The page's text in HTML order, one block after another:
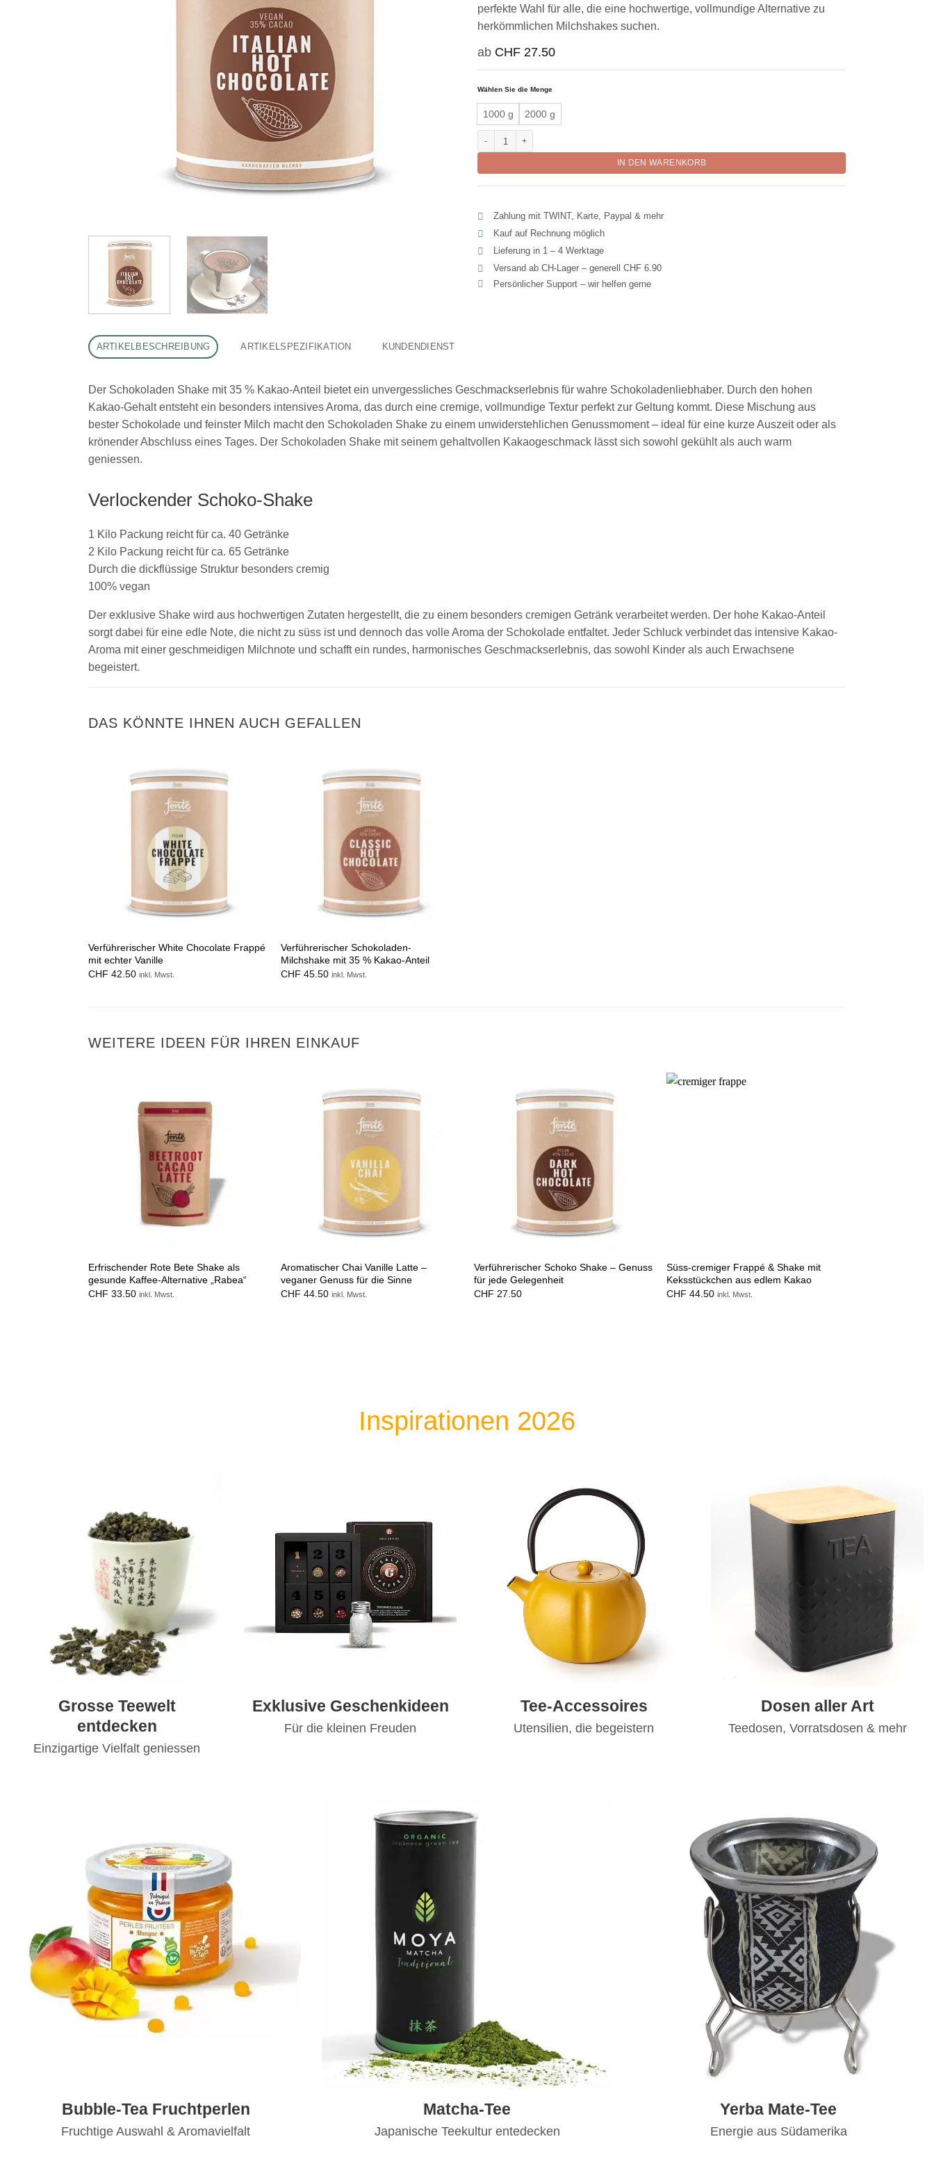
perfekte Wahl für alle, die eine hochwertige, vollmundige Alternative zu
herkömmlichen Milchshakes suchen.
ab CHF 27.50
Wählen Sie die Menge
1000 g 2000 g
IN DEN WARENKORB
Zahlung mit TWINT, Karte, Paypal & mehr
Kauf auf Rechnung möglich
Lieferung in 1 – 4 Werktage
Versand ab CH‑Lager – generell CHF 6.90
Persönlicher Support – wir helfen gerne
ARTIKELBESCHREIBUNG ARTIKELSPEZIFIKATION KUNDENDIENST
Der Schokoladen Shake mit 35 % Kakao-Anteil bietet ein unvergessliches Geschmackserlebnis für wahre Schokoladenliebhaber. Durch den hohen
Kakao-Gehalt entsteht ein besonders intensives Aroma, das durch eine cremige, vollmundige Textur perfekt zur Geltung kommt. Diese Mischung aus
bester Schokolade und feinster Milch macht den Schokoladen Shake zu einem unwiderstehlichen Genussmoment – ideal für eine kurze Auszeit oder als
krönender Abschluss eines Tages. Der Schokoladen Shake mit seinem gehaltvollen Kakaogeschmack lässt sich sowohl gekühlt als auch warm
geniessen.
Verlockender Schoko-Shake
1 Kilo Packung reicht für ca. 40 Getränke
2 Kilo Packung reicht für ca. 65 Getränke
Durch die dickflüssige Struktur besonders cremig
100% vegan
Der exklusive Shake wird aus hochwertigen Zutaten hergestellt, die zu einem besonders cremigen Getränk verarbeitet werden. Der hohe Kakao-Anteil
sorgt dabei für eine edle Note, die nicht zu süss ist und dennoch das volle Aroma der Schokolade entfaltet. Jeder Schluck verbindet das intensive Kakao-
Aroma mit einer geschmeidigen Milchnote und schafft ein rundes, harmonisches Geschmackserlebnis, das sowohl Kinder als auch Erwachsene
begeistert.
DAS KÖNNTE IHNEN AUCH GEFALLEN
Verführerischer White Chocolate Frappé
mit echter Vanille
CHF 42.50 inkl. Mwst.
Verführerischer Schokoladen-
Milchshake mit 35 % Kakao-Anteil
CHF 45.50 inkl. Mwst.
WEITERE IDEEN FÜR IHREN EINKAUF
Erfrischender Rote Bete Shake als
gesunde Kaffee-Alternative „Rabea“
CHF 33.50 inkl. Mwst.
Aromatischer Chai Vanille Latte –
veganer Genuss für die Sinne
CHF 44.50 inkl. Mwst.
Verführerischer Schoko Shake – Genuss
für jede Gelegenheit
CHF 27.50
Süss-cremiger Frappé & Shake mit
Keksstückchen aus edlem Kakao
CHF 44.50 inkl. Mwst.
Inspirationen 2026
Grosse Teewelt
entdecken
Einzigartige Vielfalt geniessen
Exklusive Geschenkideen
Für die kleinen Freuden
Tee-Accessoires
Utensilien, die begeistern
Dosen aller Art
Teedosen, Vorratsdosen & mehr
Bubble-Tea Fruchtperlen
Fruchtige Auswahl & Aromavielfalt
Matcha-Tee
Japanische Teekultur entedecken
Yerba Mate-Tee
Energie aus Südamerika